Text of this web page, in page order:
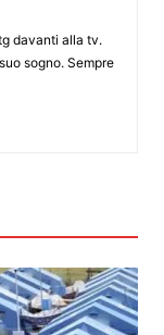
davanti alla tv.
sogno. Sempre